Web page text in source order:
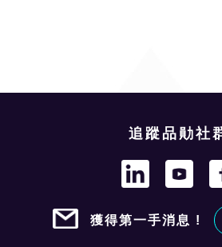
追蹤品勛社
獲得第一手消息 !